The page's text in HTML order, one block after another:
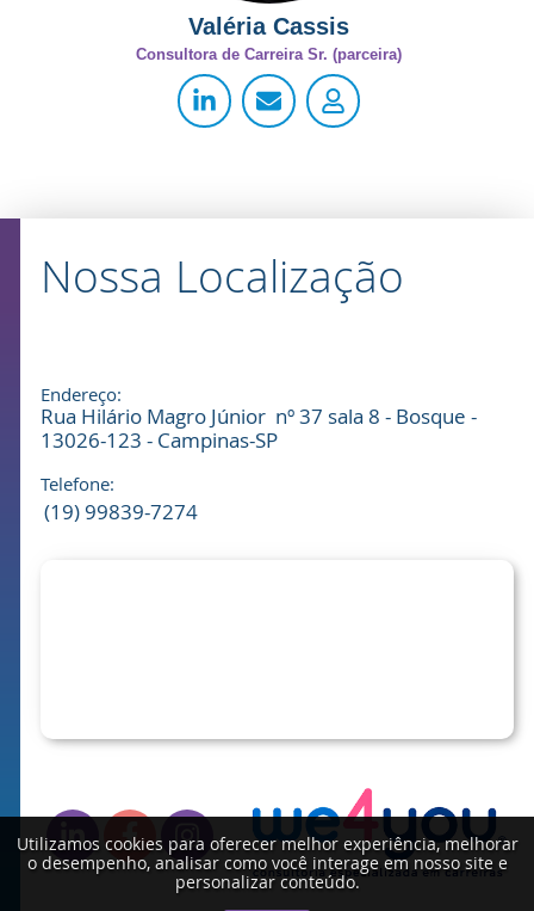
Utilizamos cookies para oferecer melhor experiência, melhorar
o desempenho, analisar como você interage em nosso site e
personalizar conteúdo.
Valéria Cassis
Consultora de Carreira Sr. (parceira)
Nossa Localização
Endereço:
Rua Hilário Magro Júnior nº 37 sala 8 - Bosque -
13026-123 - Campinas-SP
Telefone:
(19) 99839-7274